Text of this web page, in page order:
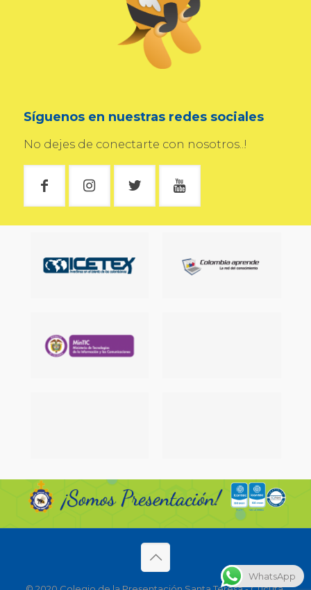
Síguenos en nuestras redes sociales
No dejes de conectarte con nosotros..!
WhatsApp